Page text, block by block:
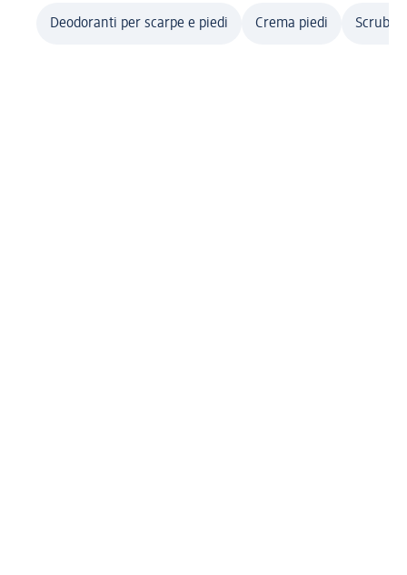
Deodoranti per scarpe e piedi Crema piedi Scrub e